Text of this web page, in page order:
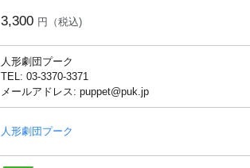
3,300 円（税込)
人形劇団プーク
TEL: 03-3370-3371
メールアドレス: puppet@puk.jp
人形劇団プーク